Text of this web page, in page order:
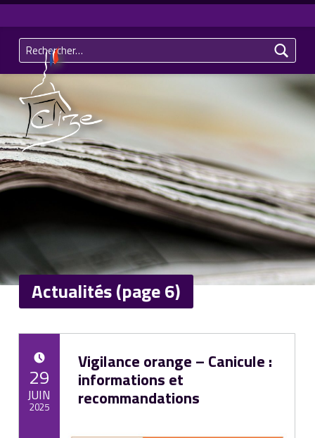
Commune de CIZE – Jura (39)
Rechercher :
Actualités (page 6)
Actualités (page 6)
Vigilance orange – Canicule :
informations et
recommandations
29
JUIN
2025